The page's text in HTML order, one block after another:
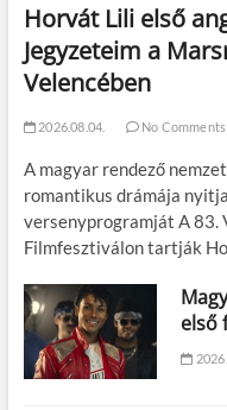
Horvát Lili első
Jegyzeteim a
Velencében
2026.08.04. No Comments
A magyar rendező
romantikus drámája
versenyprogramját A 83.
Filmfesztiválon tartják
első